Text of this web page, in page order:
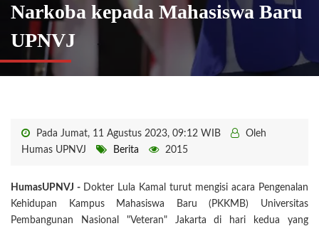
Narkoba kepada Mahasiswa Baru
UPNVJ
Pada Jumat, 11 Agustus 2023, 09:12 WIB
Oleh
Humas UPNVJ
Berita 2015
HumasUPNVJ - Dokter Lula Kamal turut mengisi acara Pengenalan
Kehidupan Kampus Mahasiswa Baru (PKKMB) Universitas
Pembangunan Nasional "Veteran" Jakarta di hari kedua yang